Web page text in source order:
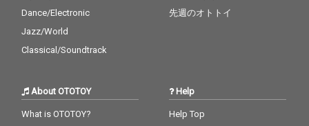
Dance/Electronic
Jazz/World
Classical/Soundtrack
先週のオトトイ
About OTOTOY
What is OTOTOY?
Help
Help Top